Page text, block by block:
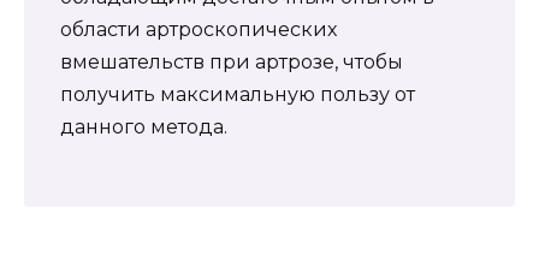
области артроскопических
вмешательств при артрозе, чтобы
получить максимальную пользу от
данного метода.